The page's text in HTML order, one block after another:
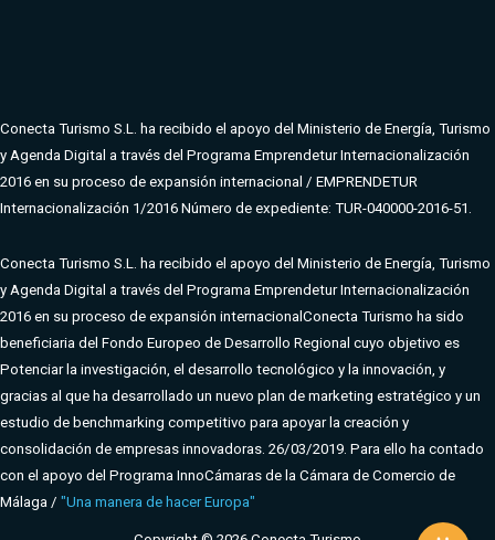
Conecta Turismo S.L. ha recibido el apoyo del Ministerio de Energía, Turismo
y Agenda Digital a través del Programa Emprendetur Internacionalización
2016 en su proceso de expansión internacional / EMPRENDETUR
Internacionalización 1/2016 Número de expediente: TUR-040000-2016-51.
Conecta Turismo S.L. ha recibido el apoyo del Ministerio de Energía, Turismo
y Agenda Digital a través del Programa Emprendetur Internacionalización
2016 en su proceso de expansión internacionalConecta Turismo ha sido
beneficiaria del Fondo Europeo de Desarrollo Regional cuyo objetivo es
Potenciar la investigación, el desarrollo tecnológico y la innovación, y
gracias al que ha desarrollado un nuevo plan de marketing estratégico y un
estudio de benchmarking competitivo para apoyar la creación y
consolidación de empresas innovadoras. 26/03/2019. Para ello ha contado
con el apoyo del Programa InnoCámaras de la Cámara de Comercio de
Málaga / "Una manera de hacer Europa"